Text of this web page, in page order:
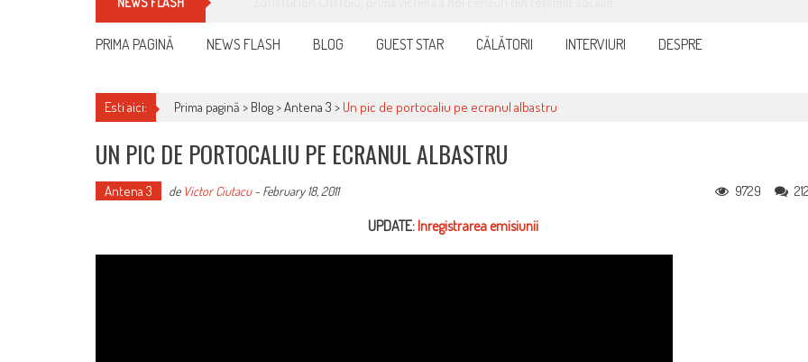
PRIMA PAGINĂ NEWS FLASH BLOG GUEST STAR CĂLĂTORII INTERVIURI DESPRE
Esti aici: Prima pagină > Blog>Antena 3 > Un pic de portocaliu pe ecranul albastru
UN PIC DE PORTOCALIU PE ECRANUL ALBASTRU
Antena 3 de Victor Ciutacu- February 18, 2011 9729
UPDATE: Inregistrarea emisiunii